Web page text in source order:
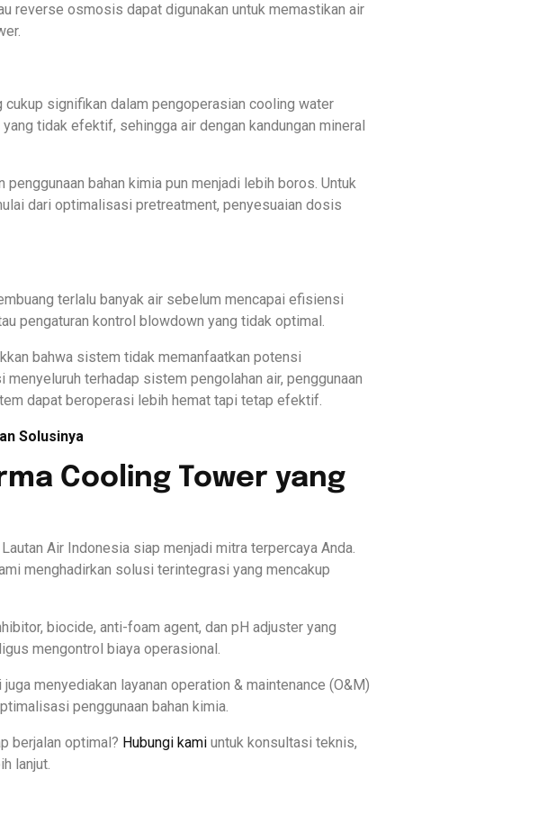
reverse osmosis dapat digunakan untuk memastikan air
signifikan dalam pengoperasian cooling water
tidak efektif, sehingga air dengan kandungan mineral
bahan kimia pun menjadi lebih boros. Untuk
dari optimalisasi pretreatment, penyesuaian dosis
terlalu banyak air sebelum mencapai efisiensi
pengaturan kontrol blowdown yang tidak optimal.
bahwa sistem tidak memanfaatkan potensi
terhadap sistem pengolahan air, penggunaan
dapat beroperasi lebih hemat tapi tetap efektif.
Solusinya
Cooling Tower yang
Air Indonesia siap menjadi mitra terpercaya Anda.
menghadirkan solusi terintegrasi yang mencakup
biocide, anti-foam agent, dan pH adjuster yang
mengontrol biaya operasional.
menyediakan layanan operation & maintenance (O&M)
penggunaan bahan kimia.
berjalan optimal? Hubungi kami untuk konsultasi teknis,
lanjut.